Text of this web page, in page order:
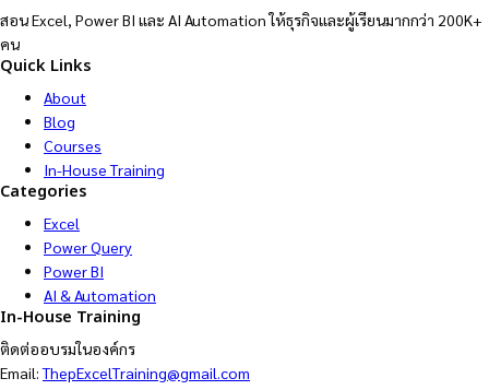
สอน Excel, Power BI และ AI Automation ให้ธุรกิจและผู้เรียนมากกว่า 200K+
คน
Quick Links
About
Blog
Courses
In-House Training
Categories
Excel
Power Query
Power BI
AI & Automation
In-House Training
ติดต่ออบรมในองค์กร
Email:ThepExcelTraining@gmail.com